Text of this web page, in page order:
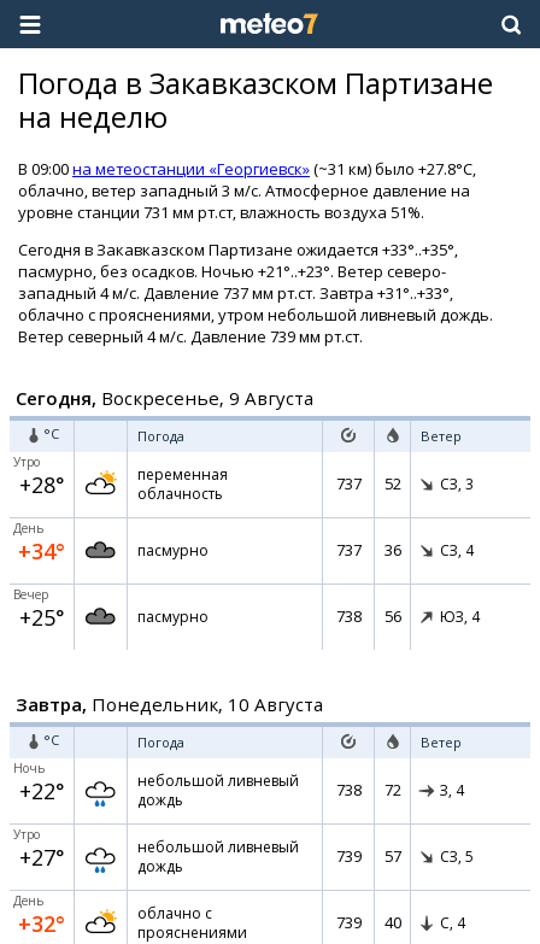
Погода в Закавказском Партизане
на неделю
В 09:00на метеостанции «Георгиевск»(~31 км) было +27.8°C,
облачно, ветер западный 3 м/с. Атмосферное давление на
уровне станции 731 мм рт.ст, влажность воздуха 51%.
Сегодня в Закавказском Партизане ожидается +33°..+35°,
пасмурно, без осадков. Ночью +21°..+23°. Ветер северо-
западный 4 м/с. Давление 737 мм рт.ст. Завтра +31°..+33°,
облачно с прояснениями, утром небольшой ливневый дождь.
Ветер северный 4 м/с. Давление 739 мм рт.ст.
Сегодня, Воскресенье, 9 Августа
°C Погода Ветер
Утро
+28°
переменная
облачность
737 52 СЗ, 3
День
+34° пасмурно 737 36 СЗ, 4
Вечер
+25° пасмурно 738 56 ЮЗ, 4
Завтра, Понедельник, 10 Августа
°C Погода Ветер
Ночь
+22°
небольшой ливневый
дождь
738 72 З, 4
Утро
+27°
небольшой ливневый
дождь
739 57 СЗ, 5
День
+32°
облачно с
прояснениями
739 40 С, 4